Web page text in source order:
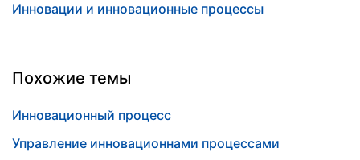
Инновации и инновационные процессы
Похожие темы
Инновационный процесс
Управление инновационнами процессами